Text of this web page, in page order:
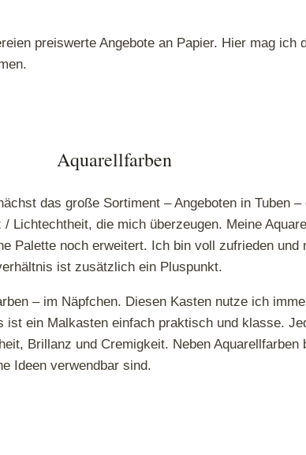
preiswerte Angebote an Papier. Hier mag ich
Aquarellfarben
das große Sortiment – Angeboten in Tuben
Lichtechtheit, die mich überzeugen. Meine
Palette noch erweitert. Ich bin voll zufrieden
ist zusätzlich ein Pluspunkt.
– im Näpfchen. Diesen Kasten nutze ich
ein Malkasten einfach praktisch und klasse.
Brillanz und Cremigkeit. Neben
Ideen verwendbar sind.